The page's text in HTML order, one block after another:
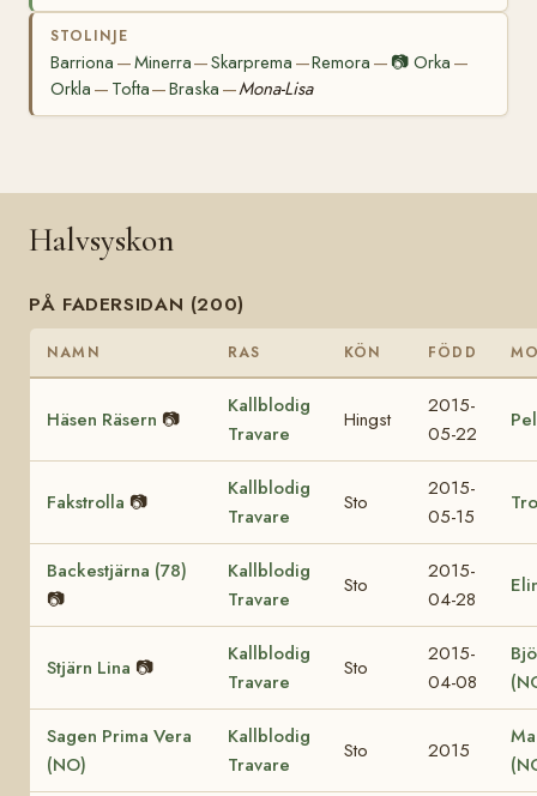
STOLINJE
Barriona —Minerra—Skarprema —Remora — 📷Orka —
Orkla — Tofta—Braska —Mona-Lisa
Halvsyskon
PÅ FADERSIDAN (200)
NAMN RAS KÖN FÖDD
Häsen Räsern 📷
Kallblodig
Travare
Hingst
2015-
05-22
Fakstrolla 📷
Kallblodig
Travare
Sto
2015-
05-15
Backestjärna (78)
📷
Kallblodig
Travare
Sto
2015-
04-28
Stjärn Lina 📷
Kallblodig
Travare
Sto
2015-
04-08
Sagen Prima Vera
(NO)
Kallblodig
Travare
Sto 2015